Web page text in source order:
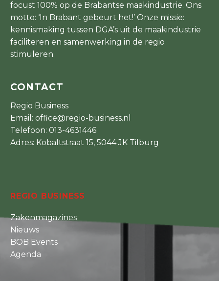
focust 100% op de Brabantse maakindustrie. Ons
motto: ‘In Brabant gebeurt het!’ Onze missie:
kennismaking tussen DGA’s uit de maakindustrie
faciliteren en samenwerking in de regio
stimuleren.
CONTACT
Regio Business
Email: office@regio-business.nl
Telefoon: 013-4631446
Adres: Kobaltstraat 15, 5044 JK Tilburg
REGIO BUSINESS
Zakenmagazines
Nieuws
BOB Events
Agenda